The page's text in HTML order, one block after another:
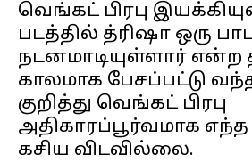
வெங்கட் பிரபு
படத்தில் த்ரிஷா ஒரு
நடனமாடியுள்ளார்
காலமாக பேசப்பட்டு
குறித்து வெங்கட் பிரபு
அதிகாரப்பூர்வமாக
கசிய விடவில்லை.